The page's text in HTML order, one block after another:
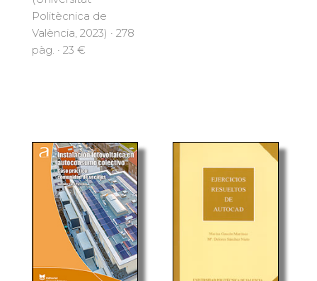
Politècnica de
València, 2023) · 278
pàg. · 23 €